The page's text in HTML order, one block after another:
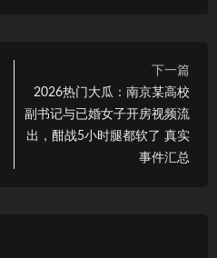
下一篇
2026热门大瓜：南京某高校
副书记与已婚女子开房视频流
出，酣战5小时腿都软了 真实
事件汇总